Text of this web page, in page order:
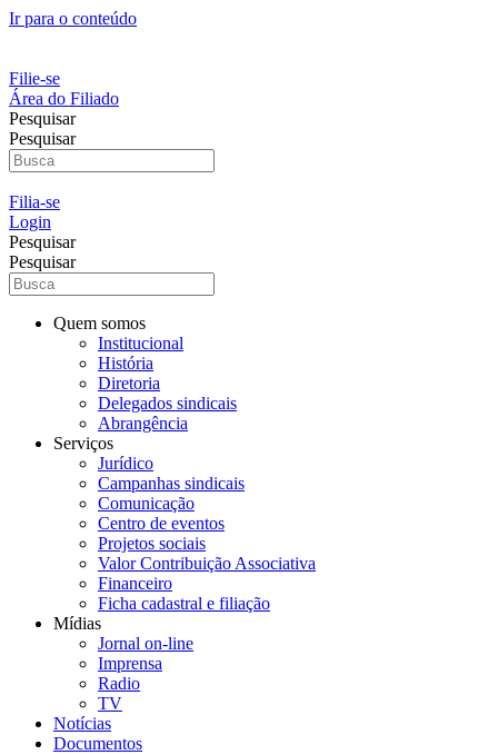
Ir para o conteúdo
Filie-se
Área do Filiado
Pesquisar
Pesquisar
Filia-se
Login
Pesquisar
Pesquisar
Quem somos
Institucional
História
Diretoria
Delegados sindicais
Abrangência
Serviços
Jurídico
Campanhas sindicais
Comunicação
Centro de eventos
Projetos sociais
Valor Contribuição Associativa
Financeiro
Ficha cadastral e filiação
Mídias
Jornal on-line
Imprensa
Radio
TV
Notícias
Documentos